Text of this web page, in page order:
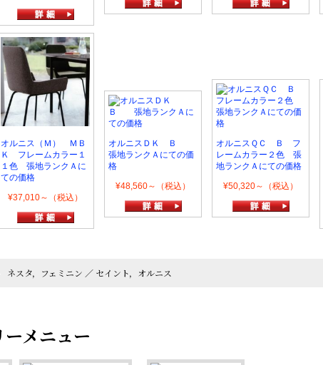
オルニス（Ｍ） ＭＢ
Ｋ フレームカラー１
１色 張地ランクＡに
ての価格
¥37,010～（税込）
オルニスＤＫ Ｂ
張地ランクＡにての価
格
¥48,560～（税込）
オルニスＱＣ Ｂ フ
レームカラー２色 張
地ランクＡにての価格
¥50,320～（税込）
ネスタ，フェミニン ／ セイント，オルニス